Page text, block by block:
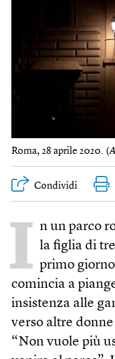
Roma, 28 aprile 2020. (
Condividi
I n un parco
la figlia di
primo
comincia a
insistenza alle
verso altre
“Non vuole più